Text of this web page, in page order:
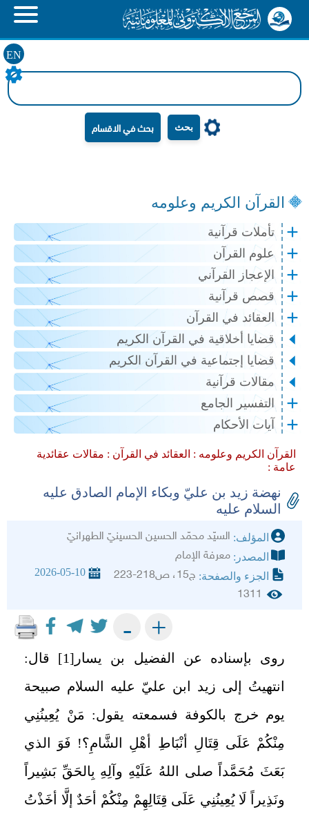
EN
بحث
القرآن الكريم وعلومه
تأملات قرآنية
علوم القرآن
الإعجاز القرآني
قصص قرآنية
العقائد في القرآن
قضايا أخلاقية في القرآن الكريم
قضايا إجتماعية في القرآن الكريم
مقالات قرآنية
التفسير الجامع
آيات الأحكام
القرآن الكريم وعلومه : العقائد في القرآن : مقالات عقائدية
عامة :
نهضة زيد بن عليّ وبكاء الإمام الصادق عليه
السلام عليه‏
المؤلف: السيّد محمّد الحسين الحسينيّ الطهرانيّ‏
المصدر: معرفة الإمام
الجزء والصفحة: ج15، ص218-223 2026-05-10
1311
+
-
روى بإسناده عن الفضيل بن يسار [1]
قال:
انتهيتُ إلى زيد ابن عليّ عليه السلام صبيحة
يوم خرج بالكوفة فسمعته يقول: مَنْ يُعِينُنِي
مِنْكُمْ عَلَى قِتَالِ أنْبَاطِ أهْلِ الشَّامِ؟! فَوَ الذي
بَعَثَ مُحَمَّداً صلى اللهُ عَلَيْهِ وآلِهِ بِالحَقِّ بَشِيراً
ونَذِيراً لَا يُعِينُنِي عَلَى قِتَالِهِمْ مِنْكُمْ أحَدٌ إلَّا أخَذْتُ